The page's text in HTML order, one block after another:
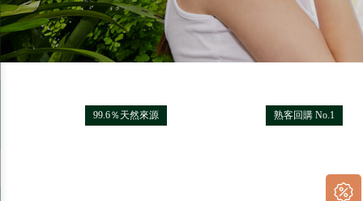
99.6％天然來源 熟客回購 No.1